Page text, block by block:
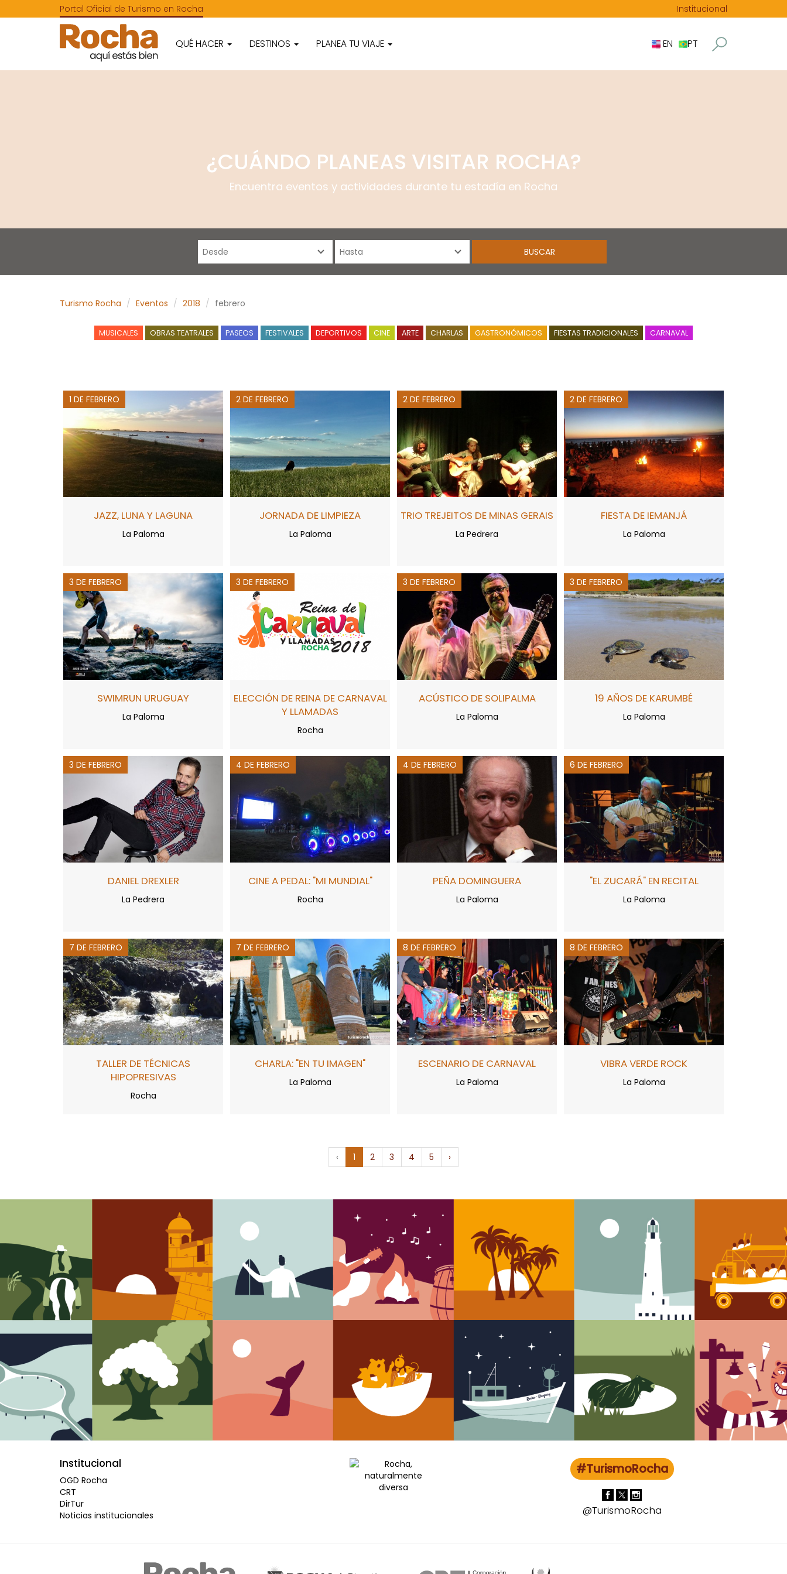
Portal Oficial de Turismo en Rocha Institucional
QUÉ HACER DESTINOS PLANEA TU VIAJE EN PT
¿CUÁNDO PLANEAS VISITAR ROCHA?
Encuentra eventos y actividades durante tu estadía en Rocha
Turismo Rocha Eventos 2018 febrero
MUSICALES OBRAS TEATRALES PASEOS FESTIVALES DEPORTIVOS CINE ARTE CHARLAS GASTRONÓMICOS FIESTAS TRADICIONALES CARNAVAL
1 DE FEBRERO
JAZZ, LUNA Y LAGUNA
La Paloma
2 DE FEBRERO
JORNADA DE LIMPIEZA
La Paloma
2 DE FEBRERO
TRIO TREJEITOS DE MINAS GERAIS
La Pedrera
2 DE FEBRERO
FIESTA DE IEMANJÁ
La Paloma
3 DE FEBRERO
SWIMRUN URUGUAY
La Paloma
3 DE FEBRERO
ELECCIÓN DE REINA DE CARNAVAL
Y LLAMADAS
Rocha
3 DE FEBRERO
ACÚSTICO DE SOLIPALMA
La Paloma
3 DE FEBRERO
19 AÑOS DE KARUMBÉ
La Paloma
3 DE FEBRERO
DANIEL DREXLER
La Pedrera
4 DE FEBRERO
CINE A PEDAL: "MI MUNDIAL"
Rocha
4 DE FEBRERO
PEÑA DOMINGUERA
La Paloma
6 DE FEBRERO
"EL ZUCARÁ" EN RECITAL
La Paloma
7 DE FEBRERO
TALLER DE TÉCNICAS
HIPOPRESIVAS
Rocha
7 DE FEBRERO
CHARLA: "EN TU IMAGEN"
La Paloma
8 DE FEBRERO
ESCENARIO DE CARNAVAL
La Paloma
8 DE FEBRERO
VIBRA VERDE ROCK
La Paloma
‹ 1 2 3 4 5 ›
Institucional
OGD Rocha
CRT
DirTur
Noticias institucionales
#TurismoRocha
@TurismoRocha